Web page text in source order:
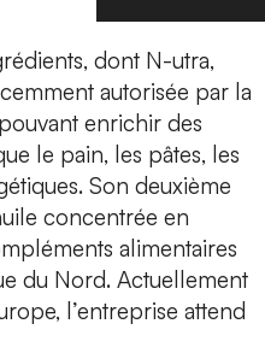
dont N-utra,
autorisée par la
enrichir des
le pain, les pâtes, les
Son deuxième
concentrée en
alimentaires
du Nord. Actuellement
l’entreprise attend